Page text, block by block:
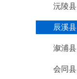
沅陵县
辰溪县
溆浦县
会同县